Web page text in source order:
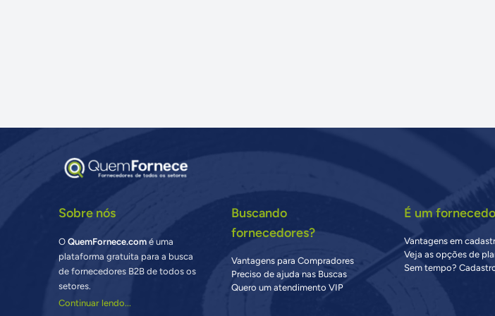
Sobre nós
OQuemFornece.com é uma
plataforma gratuita para a busca
de fornecedores B2B de todos os
setores.
Continuar lendo...
Buscando
fornecedores?
Vantagens para Compradores
Preciso de ajuda nas Buscas
Quero um atendimento VIP
É um
Vantagens em
Veja as opções de
Sem tempo?